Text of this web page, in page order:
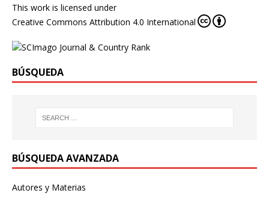
This work is licensed under
Creative Commons Attribution 4.0 International
BÚSQUEDA
BÚSQUEDA AVANZADA
Autores y Materias